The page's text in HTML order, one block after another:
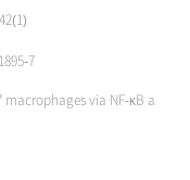
7
via NF-κB a